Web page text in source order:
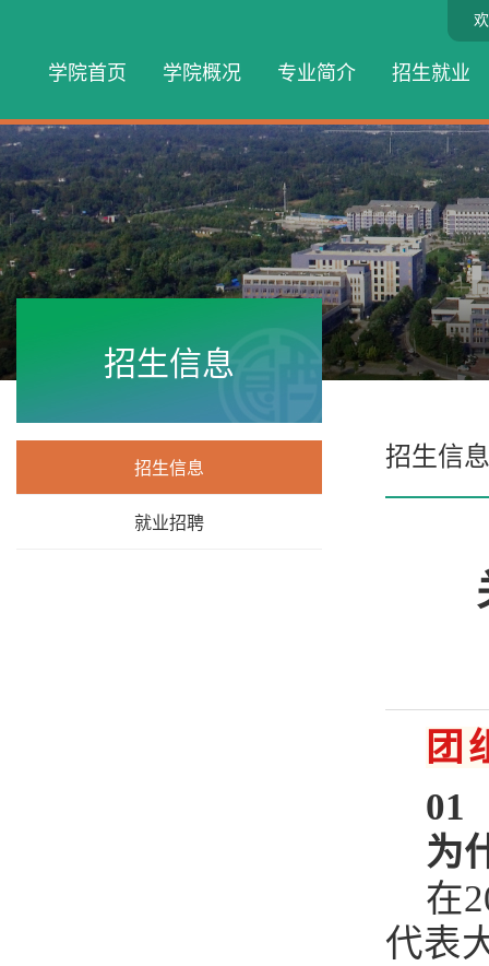
学院首页 学院概况 专业简介 招生就业
招生信息
招生信息
就业招聘
招生信息
团
01
为
在
代表